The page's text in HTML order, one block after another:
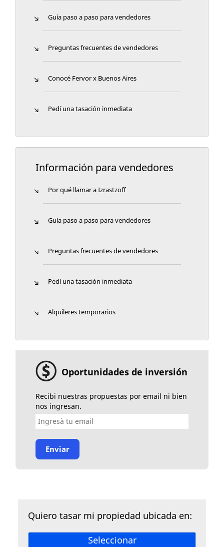
Guía paso a paso para vendedores
Preguntas frecuentes de vendedores
Conocé Fervor x Buenos Aires
Pedí una tasación inmediata
Información para vendedores
Por qué llamar a Izrastzoff
Guía paso a paso para vendedores
Preguntas frecuentes de vendedores
Pedí una tasación inmediata
Alquileres temporarios
Oportunidades de inversión
Recibi nuestras propuestas por email ni bien
nos ingresan.
Enviar
Quiero tasar mi propiedad ubicada en:
Seleccionar